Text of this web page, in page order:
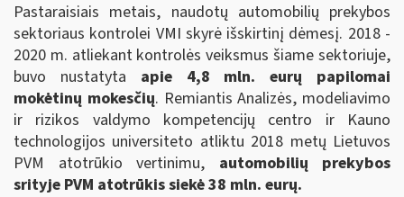
Pastaraisiais metais, naudotų automobilių prekybos
sektoriaus kontrolei VMI skyrė išskirtinį dėmesį. 2018 -
2020 m. atliekant kontrolės veiksmus šiame sektoriuje,
buvo nustatyta apie 4,8 mln. eurų papilomai
mokėtinų mokesčių. Remiantis Analizės, modeliavimo
ir rizikos valdymo kompetencijų centro ir Kauno
technologijos universiteto atliktu 2018 metų Lietuvos
PVM atotrūkio vertinimu, automobilių prekybos
srityje PVM atotrūkis siekė 38 mln. eurų.